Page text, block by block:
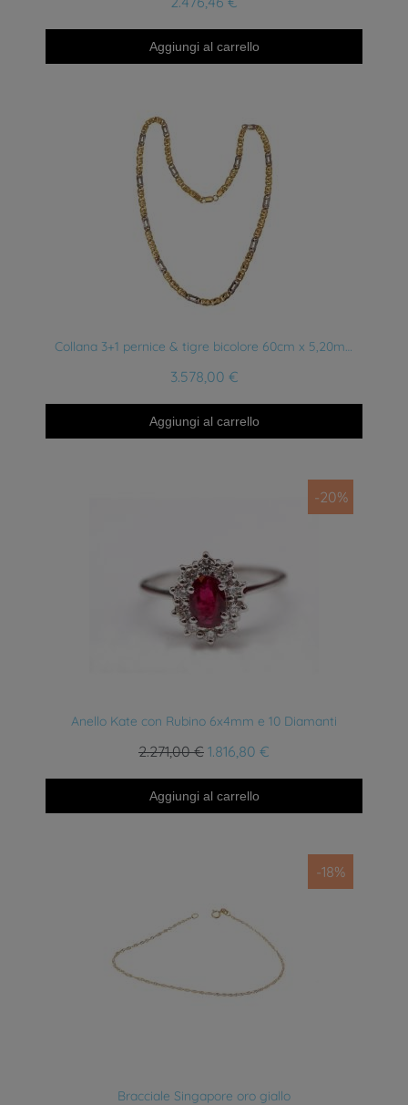
Aggiungi al carrello
Anteprima Collana 3+1 pernice & tigre bicolore 60cm x 5,20mm
3.578,00 €
Aggiungi al carrello
Anteprima
-20%
Anello Kate con Rubino 6x4mm e 10 Diamanti
2.271,00 € 1.816,80 €
Aggiungi al carrello
Anteprima
-18%
Bracciale Singapore oro giallo